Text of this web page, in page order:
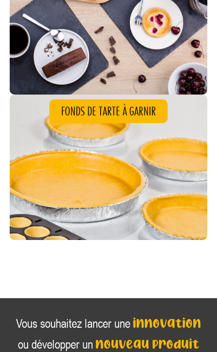
FONDS DE TARTE À GARNIR
Vous souhaitez lancer une innovation
ou développer un nouveau produit